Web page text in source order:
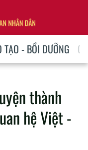
TẠO - BỒI DƯỠNG
thành
hệ Việt -